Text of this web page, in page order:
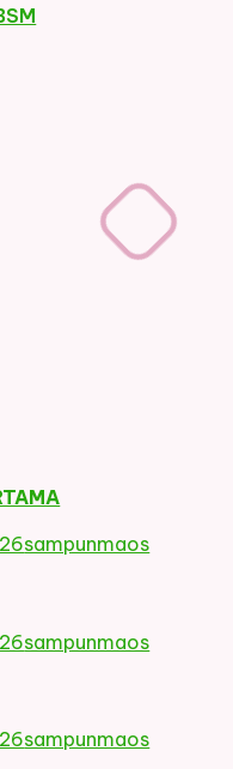
sampunmaos
sampunmaos
sampunmaos